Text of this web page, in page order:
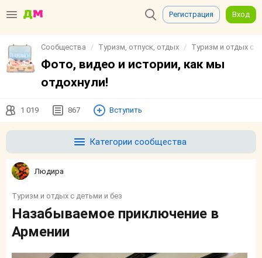
Регистрация Вход
Сообщества Туризм, отпуск, отдых Туризм и отдых с
Фото, видео и истории, как мы
отдохнули!
1 019 867 Вступить
Категории сообщества
Людира
Туризм и отдых с детьми и без
Назабываемое приключение в
Армении